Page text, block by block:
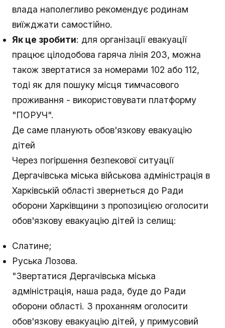
влада наполегливо рекомендує родинам
виїжджати самостійно.
Як це зробити: для організації евакуації
працює цілодобова гаряча лінія 203, можна
також звертатися за номерами 102 або 112,
тоді як для пошуку місця тимчасового
проживання - використовувати платформу
"ПОРУЧ".
Де саме планують обов'язкову евакуацію
дітей
Через погіршення безпекової ситуації
Дергачівська міська військова адміністрація в
Харківській області звернеться до Ради
оборони Харківщини з пропозицією оголосити
обов'язкову евакуацію дітей із селищ:
Слатине;
Руська Лозова.
"Звертатися Дергачівська міська
адміністрація, наша рада, буде до Ради
оборони області. З проханням оголосити
обов'язкову евакуацію дітей, у примусовий